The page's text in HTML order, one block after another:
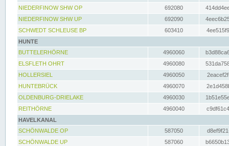
NIEDERFINOW SHW OP
692080
NIEDERFINOW SHW UP
692090
SCHWEDT SCHLEUSE BP
603410
HUNTE
BUTTELERHÖRNE
4960060
ELSFLETH OHRT
4960080
HOLLERSIEL
4960050
HUNTEBRÜCK
4960070
OLDENBURG-DRIELAKE
4960030
REITHÖRNE
4960040
HAVELKANAL
SCHÖNWALDE OP
587050
SCHÖNWALDE UP
587060